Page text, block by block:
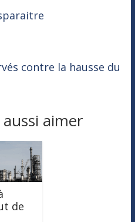
contre la hausse du
aimer
de